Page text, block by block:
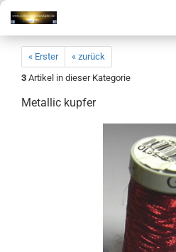
« Erster
« zurück
3 Artikel in dieser Kategorie
Metallic kupfer